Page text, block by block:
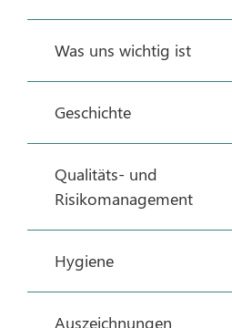
Was uns wichtig ist
Geschichte
Qualitäts- und
Risikomanagement
Hygiene
Auszeichnungen